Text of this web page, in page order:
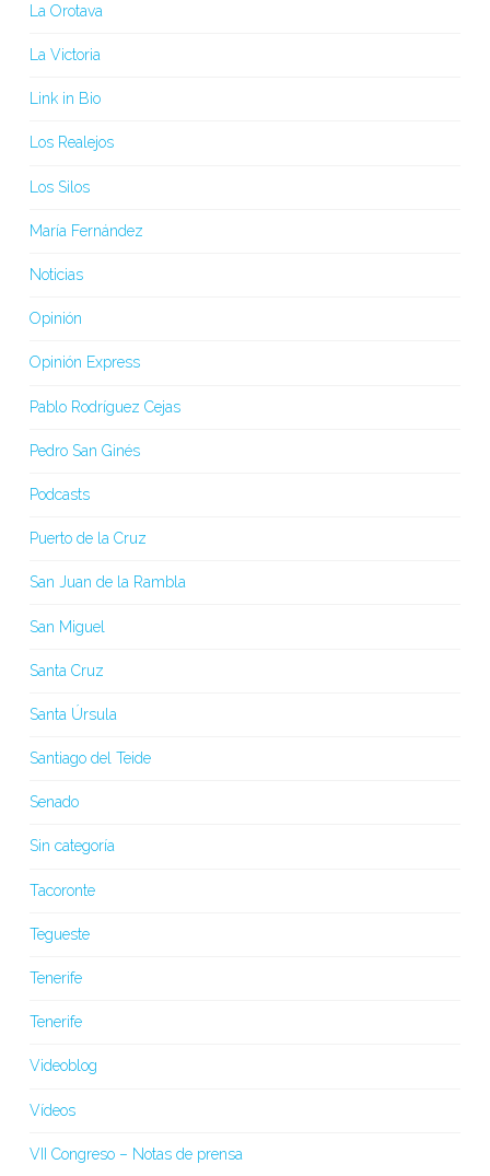
La Orotava
La Victoria
Link in Bio
Los Realejos
Los Silos
María Fernández
Noticias
Opinión
Opinión Express
Pablo Rodríguez Cejas
Pedro San Ginés
Podcasts
Puerto de la Cruz
San Juan de la Rambla
San Miguel
Santa Cruz
Santa Úrsula
Santiago del Teide
Senado
Sin categoría
Tacoronte
Tegueste
Tenerife
Tenerife
Videoblog
Vídeos
VII Congreso – Notas de prensa